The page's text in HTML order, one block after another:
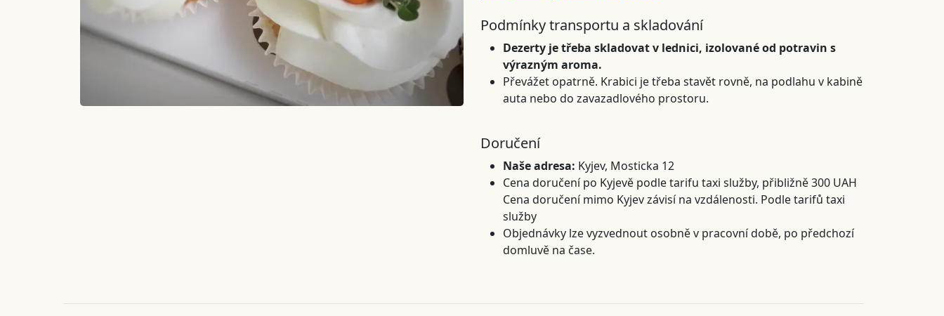
Podmínky transportu a skladování
Dezerty je třeba skladovat v lednici, izolované od potravin s
výrazným aroma.
Převážet opatrně. Krabici je třeba stavět rovně, na podlahu v kabině
auta nebo do zavazadlového prostoru.
Doručení
Naše adresa: Kyjev, Mosticka 12
Cena doručení po Kyjevě podle tarifu taxi služby, přibližně 300 UAH
Cena doručení mimo Kyjev závisí na vzdálenosti. Podle tarifů taxi
služby
Objednávky lze vyzvednout osobně v pracovní době, po předchozí
domluvě na čase.